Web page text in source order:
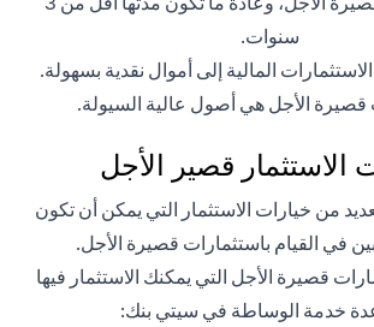
سنوات.
المالية إلى أموال نقدية بسهولة.
قصيرة الأجل هي أصول عالية السيولة.
الاستثمار قصير الأجل
من خيارات الاستثمار التي يمكن أن تكون
في القيام باستثمارات قصيرة الأجل.
قصيرة الأجل التي يمكنك الاستثمار فيها
خدمة الوساطة في سيتي بنك: